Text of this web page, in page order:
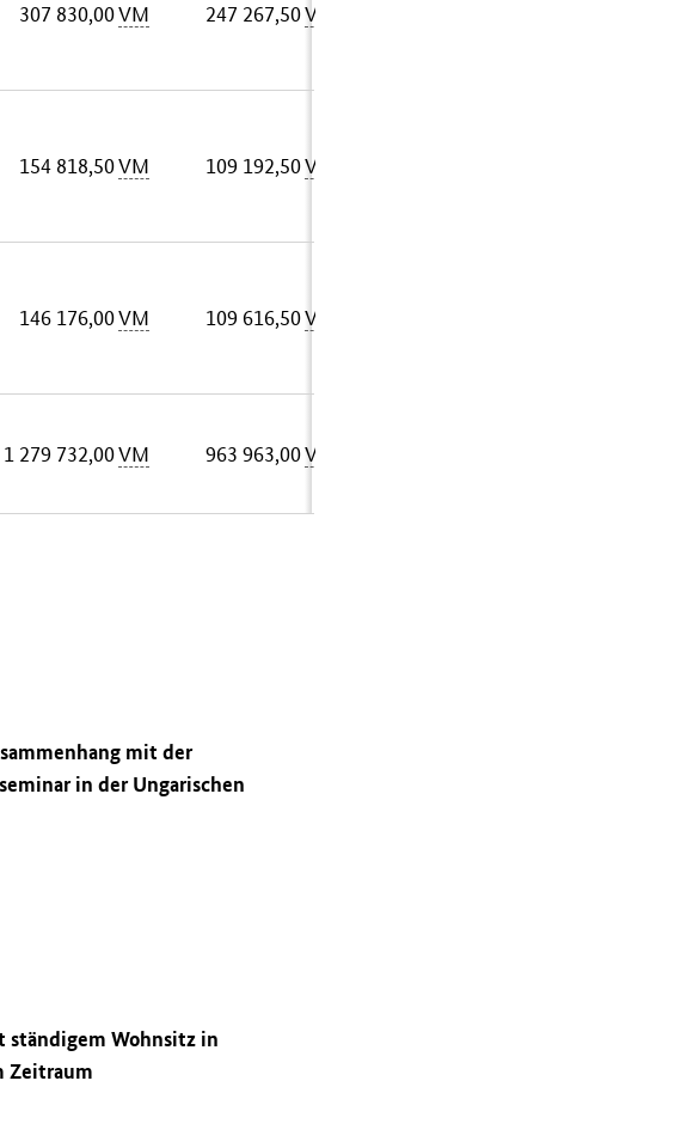
307 830,00VM 247 267,50VM
154 818,50VM 109 192,50VM
146 176,00VM 109 616,50VM
1 279 732,00VM 963 963,00VM
mit der
in der Ungarischen
ständigem Wohnsitz in
Zeitraum